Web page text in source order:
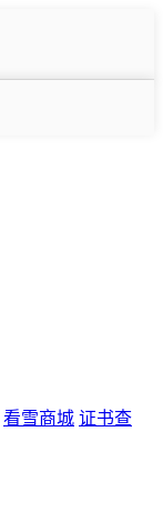
看雪商城 证书查